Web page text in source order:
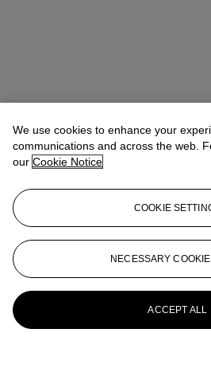
Antoine LebouteillerInternational
alebouteiller@christies.com+33 (0)1 40
More fromModerne(s),
particulière européenne
We use cookies to enhance your
communications and across the web.
our Cookie Notice
COOKIE
NECESSARY
ACCEPT ALL